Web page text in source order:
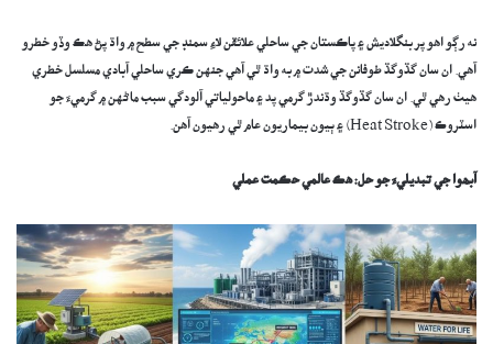
نه رڳو اهو پر بنگلاديش ۽ پاڪستان جي ساحلي علائقن لاءِ سمنڊ جي سطح ۾ واڌ پڻ هڪ وڏو خطرو
آهي. ان سان گڏوگڏ طوفانن جي شدت ۾ به واڌ ٿي آهي جنهن ڪري ساحلي آبادي مسلسل خطري
هيٺ رهي ٿي. ان سان گڏوگڏ وڌندڙ گرمي پد ۽ ماحولياتي آلودگي سبب ماڻهن ۾ گرميءَ جو
اسٽروڪ (Heat Stroke) ۽ ٻيون بيماريون عام ٿي رهيون آهن.
آبھوا جي تبديليءَ جو حل: هڪ عالمي حڪمت عملي